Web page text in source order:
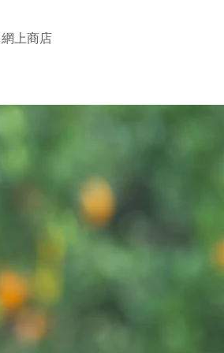
網上商店